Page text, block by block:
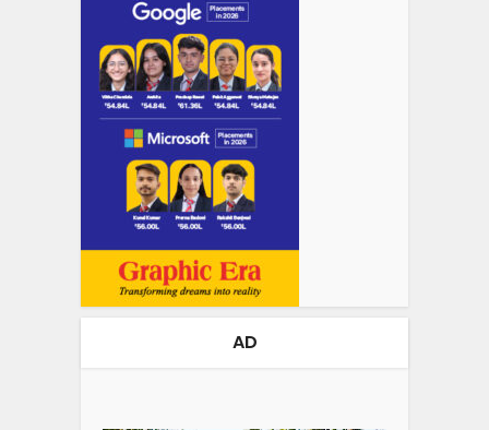
AD